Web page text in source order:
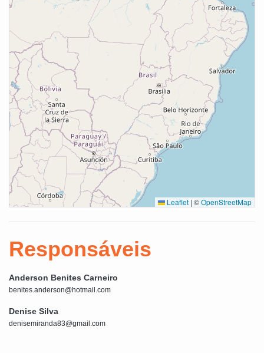
Leaflet | ©OpenStreetMap
Responsáveis
Anderson Benites Carneiro
benites.anderson@hotmail.com
Denise Silva
denisemiranda83@gmail.com